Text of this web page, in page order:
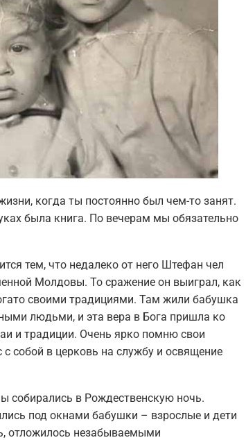
когда ты постоянно был чем-то занят.
была книга. По вечерам мы обязательно
тем, что недалеко от него Штефан чел
Молдовы. То сражение он выиграл, как
своими традициями. Там жили бабушка
людьми, и эта вера в Бога пришла ко
и традиции. Очень ярко помню свои
собой в церковь на службу и освящение
собирались в Рождественскую ночь.
под окнами бабушки – взрослые и дети
отложилось незабываемыми